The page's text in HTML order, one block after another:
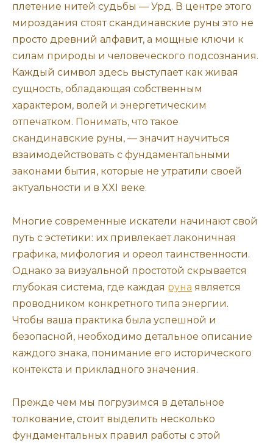
плетение нитей судьбы — Урд. В центре этого
мироздания стоят скандинавские руны это не
просто древний алфавит, а мощные ключи к
силам природы и человеческого подсознания.
Каждый символ здесь выступает как живая
сущность, обладающая собственным
характером, волей и энергетическим
отпечатком. Понимать, что такое
скандинавские руны, — значит научиться
взаимодействовать с фундаментальными
законами бытия, которые не утратили своей
актуальности и в XXI веке.
Многие современные искатели начинают свой
путь с эстетики: их привлекает лаконичная
графика, мифология и ореол таинственности.
Однако за визуальной простотой скрывается
глубокая система, где каждая руна является
проводником конкретного типа энергии.
Чтобы ваша практика была успешной и
безопасной, необходимо детальное описание
каждого знака, понимание его исторического
контекста и прикладного значения.
Прежде чем мы погрузимся в детальное
толкование, стоит выделить несколько
фундаментальных правил работы с этой